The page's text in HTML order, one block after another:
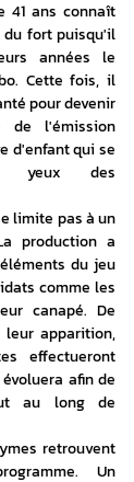
41 ans connaît
fort puisqu'il
années le
Cette fois, il
pour devenir
de l'émission
d'enfant qui se
yeux des
limite pas à un
production a
du jeu
comme les
canapé. De
apparition,
effectueront
afin de
au long de
retrouvent
Un